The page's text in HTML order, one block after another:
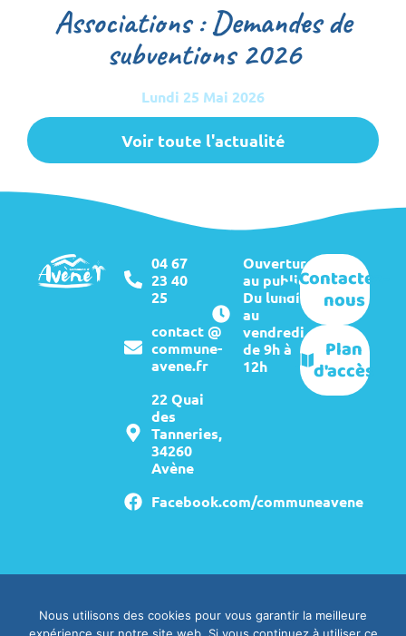
Associations : Demandes de
subventions 2026
Lundi 25 Mai 2026
Voir toute l'actualité
04 67
23 40
25
contact @
commune-
avene.fr
22 Quai
des
Tanneries,
34260
Avène
Facebook.com/communeavene
Ouverture
au public :
Du lundi
au
vendredi
de 9h à
12h
Contactez-
nous
Plan
d'accès
Nous utilisons des cookies pour vous garantir la meilleure